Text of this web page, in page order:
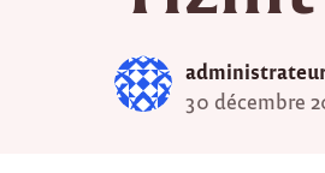
30 décembre